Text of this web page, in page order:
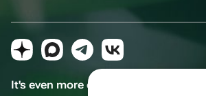
It's even more convenient in the app!